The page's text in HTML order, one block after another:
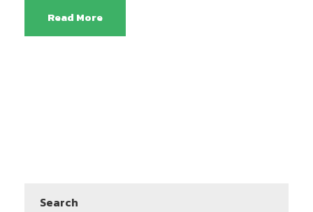
Read More
Search